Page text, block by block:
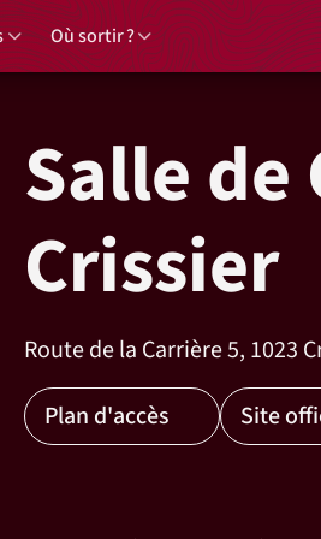
Où sortir ?
Salle de
Crissier
Route de la Carrière 5, 1023
Plan d'accès
Site